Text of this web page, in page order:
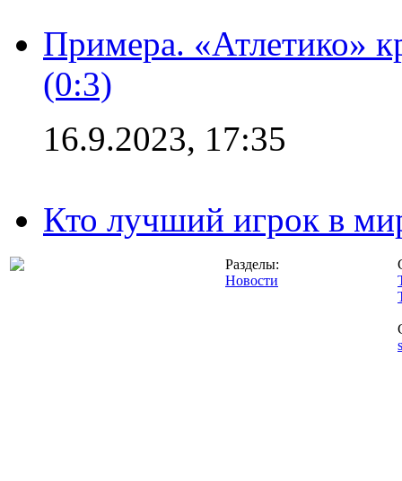
Примера. «Атлетико»
(0:3)
16.9.2023, 17:35
Кто лучший игрок в
Разделы:
Новости